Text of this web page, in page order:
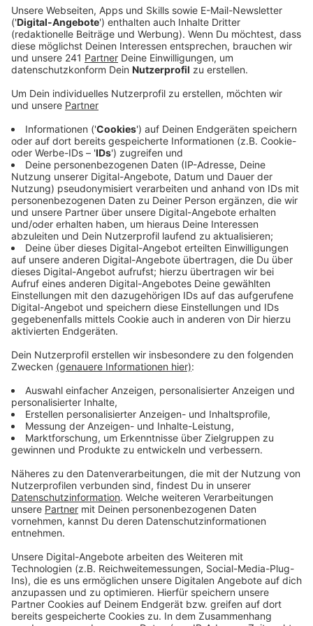
Anzeige
ausgeglichen werden, heißt es. Ohne die finanzielle
Verkehrsunternehmen in den Kommunen das
Deutschlandticket nicht stemmen können, so die
Bezirksregierung.
Eine Sprecherin des VRS sagte, man sei dankbar für
dieses finanzielle Engagement. Für eine nachhaltige
Verkehrswende müssten allerdings noch weitere
Schritte folgen.
Anzeige
Weitere Meldungen aus Leverkusen
In Leverkusen verlassen immer mehr Menschen die
Kirche
Polizeieinsatz in Leverkusen: Überfall auf E-Bike-
Fahrer in Küppersteg
Neuer Service soll Ablauf in der Leverkusener
Führerscheinstelle verbessern
Anzeige